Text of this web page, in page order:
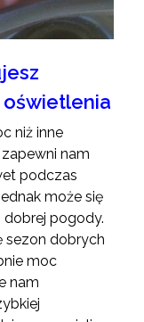
niż inne
nam
podczas
może się
pogody.
sezon dobrych
moc
nam